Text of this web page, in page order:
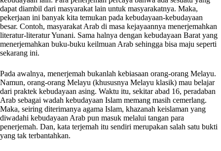
dapat diambil dari masyarakat lain untuk masyarakatnya. Maka,
pekerjaan ini banyak kita temukan pada kebudayaan-kebudayaan
besar. Contoh, masyarakat Arab di masa kejayaannya menerjemahkan
literatur-literatur Yunani. Sama halnya dengan kebudayaan Barat yang
menerjemahkan buku-buku keilmuan Arab sehingga bisa maju seperti
sekarang ini.
Pada awalnya, menerjemah bukanlah kebiasaan orang-orang Melayu.
Namun, orang-orang Melayu (khususnya Melayu klasik) mau belajar
dari praktek kebudayaan asing. Waktu itu, sekitar abad 16, peradaban
Arab sebagai wadah kebudayaan Islam memang masih cemerlang.
Maka, seiring diterimanya agama Islam, khazanah keislaman yang
diwadahi kebudayaan Arab pun masuk melalui tangan para
penerjemah. Dan, kata terjemah itu sendiri merupakan salah satu bukti
yang tak terbantahkan.